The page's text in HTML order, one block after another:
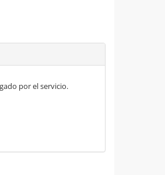
por el servicio.